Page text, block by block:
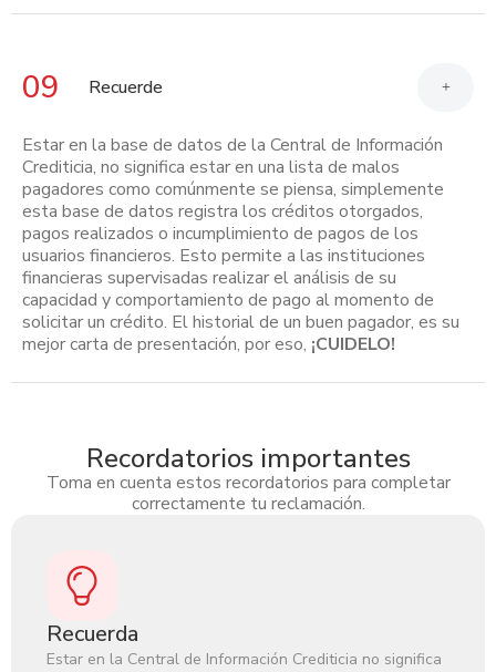
09 Recuerde +
Estar en la base de datos de la Central de Información
Crediticia, no significa estar en una lista de malos
pagadores como comúnmente se piensa, simplemente
esta base de datos registra los créditos otorgados,
pagos realizados o incumplimiento de pagos de los
usuarios financieros. Esto permite a las instituciones
financieras supervisadas realizar el análisis de su
capacidad y comportamiento de pago al momento de
solicitar un crédito. El historial de un buen pagador, es su
mejor carta de presentación, por eso, ¡CUIDELO!
Recordatorios importantes
Toma en cuenta estos recordatorios para completar
correctamente tu reclamación.
Recuerda
Estar en la Central de Información Crediticia no significa